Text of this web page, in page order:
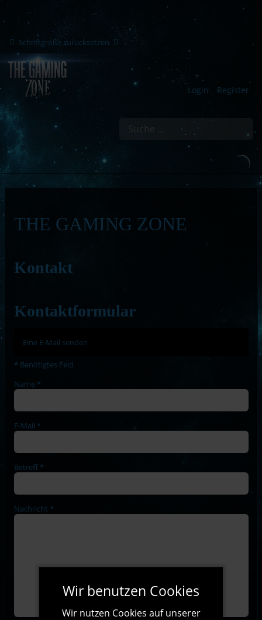
Schriftgröße zurücksetzen
Login Register
Suchen
THE GAMING ZONE
Kontakt
Kontaktformular
Eine E-Mail senden
*Benötigtes Feld
Name*
E-Mail *
Betreff*
Nachricht *
Wir benutzen Cookies
Wir nutzen Cookies auf unserer